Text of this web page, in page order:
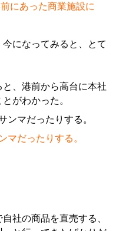
にあった商業施設に
になってみると、とて
、港前から高台に本社
がわかった。
マだったりする。
社の商品を直売する、